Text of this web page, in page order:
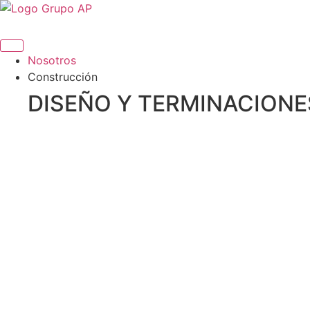
Ir
contenido
Nosotros
Construcción
DISEÑO Y